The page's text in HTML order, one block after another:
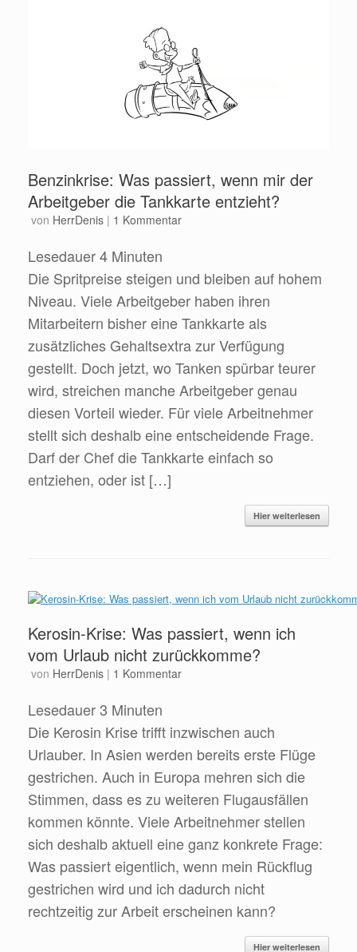
Benzinkrise: Was passiert, wenn mir der
Arbeitgeber die Tankkarte entzieht?
von HerrDenis | 1 Kommentar
Lesedauer4 Minuten
Die Spritpreise steigen und bleiben auf hohem
Niveau. Viele Arbeitgeber haben ihren
Mitarbeitern bisher eine Tankkarte als
zusätzliches Gehaltsextra zur Verfügung
gestellt. Doch jetzt, wo Tanken spürbar teurer
wird, streichen manche Arbeitgeber genau
diesen Vorteil wieder. Für viele Arbeitnehmer
stellt sich deshalb eine entscheidende Frage.
Darf der Chef die Tankkarte einfach so
entziehen, oder ist […]
Hier weiterlesen
Kerosin-Krise: Was passiert, wenn ich
vom Urlaub nicht zurückkomme?
von HerrDenis | 1 Kommentar
Lesedauer3 Minuten
Die Kerosin Krise trifft inzwischen auch
Urlauber. In Asien werden bereits erste Flüge
gestrichen. Auch in Europa mehren sich die
Stimmen, dass es zu weiteren Flugausfällen
kommen könnte. Viele Arbeitnehmer stellen
sich deshalb aktuell eine ganz konkrete Frage:
Was passiert eigentlich, wenn mein Rückflug
gestrichen wird und ich dadurch nicht
rechtzeitig zur Arbeit erscheinen kann?
Hier weiterlesen